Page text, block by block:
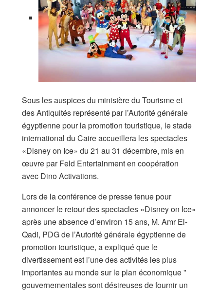
Sous les auspices du ministère du Tourisme et
des Antiquités représenté par l’Autorité générale
égyptienne pour la promotion touristique, le stade
international du Caire accueillera les spectacles
«Disney on Ice» du 21 au 31 décembre, mis en
œuvre par Feld Entertainment en coopération
avec Dino Activations.
Lors de la conférence de presse tenue pour
annoncer le retour des spectacles «Disney on Ice»
après une absence d’environ 15 ans, M. Amr El-
Qadi, PDG de l’Autorité générale égyptienne de
promotion touristique, a expliqué que le
divertissement est l’une des activités les plus
importantes au monde sur le plan économique ”
gouvernementales sont désireuses de fournir un